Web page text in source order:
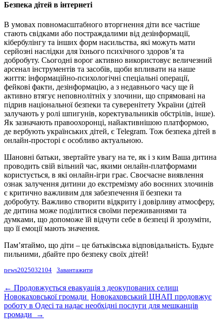
Безпека дітей в інтернеті
В умовах повномасштабного вторгнення діти все частіше
стають свідками або постраждалими від дезінформації,
кібербулінгу та інших форм насильства, які можуть мати
серйозні наслідки для їхнього психічного здоров’я та
добробуту. Сьогодні ворог активно використовує величезний
арсенал інструментів та засобів, щоби впливати на наше
життя: інформаційно-психологічні спеціальні операції,
фейкові факти, дезінформацію, а з недавнього часу ще й
активно втягує неповнолітніх у злочини, що спрямовані на
підрив національної безпеки та суверенітету України (дітей
залучають у ролі шпигунів, коректувальників обстрілів, інше).
Як зазначають правоохоронці, найактивнішою платформою,
де вербують українських дітей, є Telegram. Тож безпека дітей в
онлайн-просторі є особливо актуальною.
Шановні батьки, звертайте увагу на те, як і з ким Ваша дитина
проводить свій вільний час, якими онлайн-платформами
користується, в які онлайн-ігри грає. Своєчасне виявлення
ознак залучення дитини до екстремізму або воєнних злочинів
є критично важливим для забезпечення її безпеки та
добробуту. Важливо створити відкриту і довірливу атмосферу,
де дитина може поділитися своїми переживаннями та
думками, що допоможе їй відчути себе в безпеці й зрозуміти,
що її емоції мають значення.
Пам’ятаймо, що діти – це батьківська відповідальність. Будьте
пильними, дбайте про безпеку своїх дітей!
news2025032104 Завантажити
Post
navigation
← Продовжується евакуація з деокупованих селищ
Новокаховської громади Новокаховський ЦНАП продовжує
роботу в Одесі та надає необхідні послуги для мешканців
громади
→